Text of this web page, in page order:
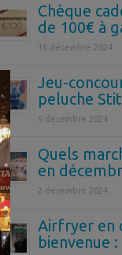
Chèque
de 100€ à
16 décembre 2024
Jeu-
peluche
5 décembre 2024
Quels
en
2 décembre 2024
Airfryer en
bienvenue